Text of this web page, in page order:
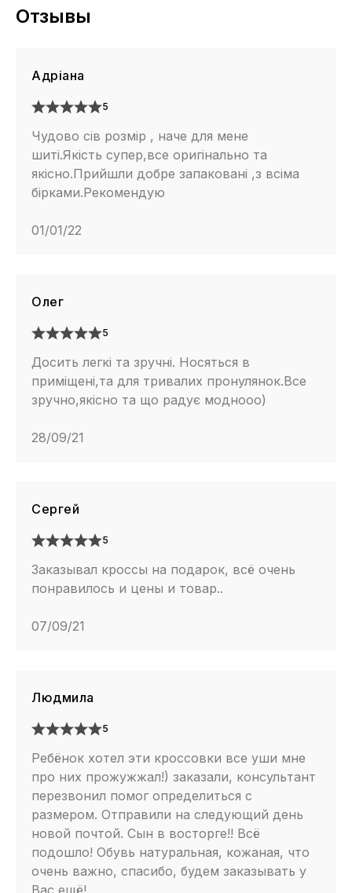
Отзывы
Адріана
5
Чудово сів розмір , наче для мене
шиті.Якість супер,все оригінально та
якісно.Прийшли добре запаковані ,з всіма
бірками.Рекомендую
01/01/22
Олег
5
Досить легкі та зручні. Носяться в
приміщені,та для тривалих пронулянок.Все
зручно,якісно та що радує моднооо)
28/09/21
Сергей
5
Заказывал кроссы на подарок, всё очень
понравилось и цены и товар..
07/09/21
Людмила
5
Ребёнок хотел эти кроссовки все уши мне
про них прожужжал!) заказали, консультант
перезвонил помог определиться с
размером. Отправили на следующий день
новой почтой. Сын в восторге!! Всё
подошло! Обувь натуральная, кожаная, что
очень важно, спасибо, будем заказывать у
Вас ещё!